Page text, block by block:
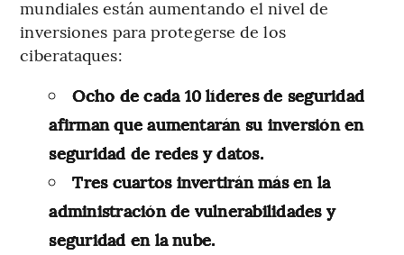
mundiales están aumentando el nivel de
inversiones para protegerse de los
ciberataques:
Ocho de cada 10 líderes de seguridad
afirman que aumentarán su inversión en
seguridad de redes y datos.
Tres cuartos invertirán más en la
administración de vulnerabilidades y
seguridad en la nube.